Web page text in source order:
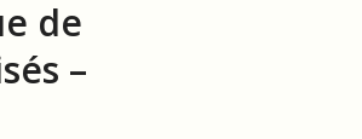
de
–